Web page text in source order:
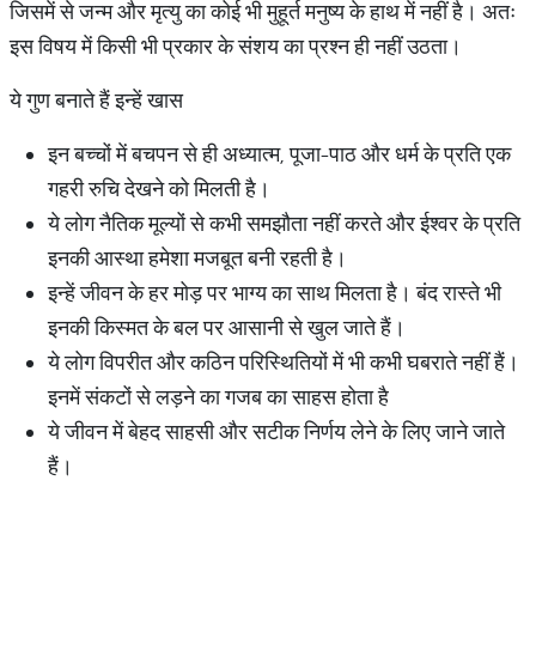
जिसमें से जन्म और मृत्यु का कोई भी मुहूर्त मनुष्य के हाथ में नहीं है। अतः
इस विषय में किसी भी प्रकार के संशय का प्रश्न ही नहीं उठता।
ये गुण बनाते हैं इन्हें खास
इन बच्चों में बचपन से ही अध्यात्म, पूजा-पाठ और धर्म के प्रति एक
गहरी रुचि देखने को मिलती है।
ये लोग नैतिक मूल्यों से कभी समझौता नहीं करते और ईश्वर के प्रति
इनकी आस्था हमेशा मजबूत बनी रहती है।
इन्हें जीवन के हर मोड़ पर भाग्य का साथ मिलता है। बंद रास्ते भी
इनकी किस्मत के बल पर आसानी से खुल जाते हैं।
ये लोग विपरीत और कठिन परिस्थितियों में भी कभी घबराते नहीं हैं।
इनमें संकटों से लड़ने का गजब का साहस होता है
ये जीवन में बेहद साहसी और सटीक निर्णय लेने के लिए जाने जाते
हैं।